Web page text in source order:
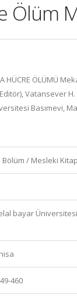
Ölüm
HÜCRE ÖLÜMÜ
Vatansever H.
Basımevi,
Bölüm / Mesleki Kitap
bayar
460